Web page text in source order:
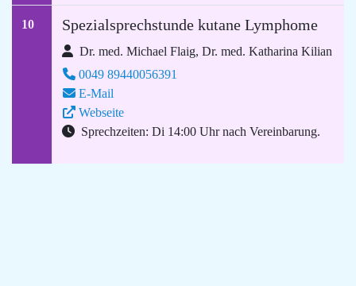
10 Spezialsprechstunde kutane Lymphome
Dr. med. Michael Flaig, Dr. med. Katharina Kilian
0049 89440056391
E-Mail
Webseite
Sprechzeiten: Di 14:00 Uhr nach Vereinbarung.